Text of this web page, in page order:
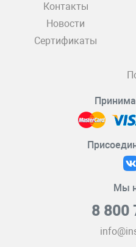
Контакты
Новости
Сертификаты
Мы
8 800